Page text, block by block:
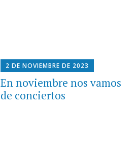
2 DE NOVIEMBRE DE 2023
En noviembre nos vamos
de conciertos